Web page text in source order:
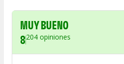
MUY BUENO
8204 opiniones